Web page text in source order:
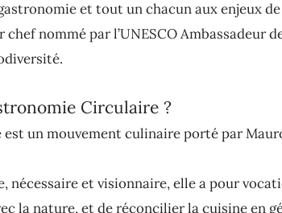
et tout un chacun aux enjeux
nommé par l’UNESCO Ambassadeur
Circulaire ?
un mouvement culinaire porté par
nécessaire et visionnaire, elle a pour
la nature, et de réconcilier la cuisine en